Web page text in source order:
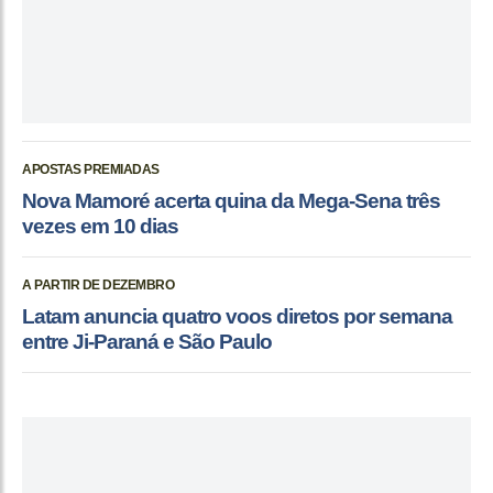
APOSTAS PREMIADAS
Nova Mamoré acerta quina da Mega-Sena três
vezes em 10 dias
A PARTIR DE DEZEMBRO
Latam anuncia quatro voos diretos por semana
entre Ji-Paraná e São Paulo